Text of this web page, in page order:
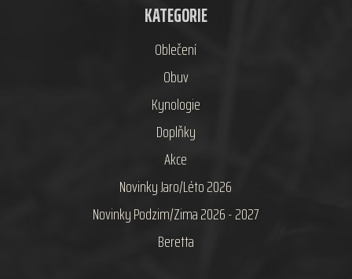
KATEGORIE
Oblečení
Obuv
Kynologie
Doplňky
Akce
Novinky Jaro/Léto 2026
Novinky Podzim/Zima 2026 - 2027
Beretta